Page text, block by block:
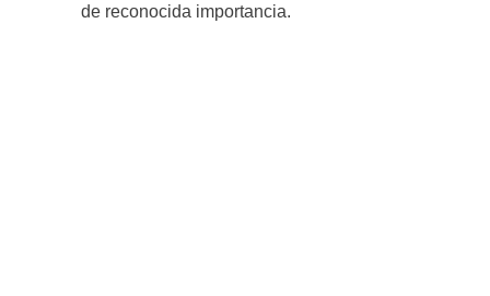
de reconocida importancia.